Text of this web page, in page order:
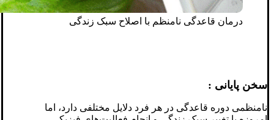
درمان قاعدگی نامنظم با اصلاح سبک زندگی
سخن پایانی :
نامنظمی دوره قاعدگی در هر فرد دلایل مختلفی دارد، اما